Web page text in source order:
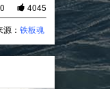
0
4045
源：铁板魂